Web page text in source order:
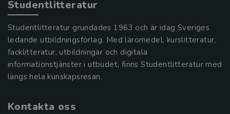
Studentlitteratur
Studentlitteratur grundades 1963 och är idag Sveriges
ledande utbildningsförlag. Med läromedel, kurslitteratur,
facklitteratur, utbildningar och digitala
informationstjänster i utbudet, finns Studentlitteratur med
längs hela kunskapsresan.
Kontakta oss